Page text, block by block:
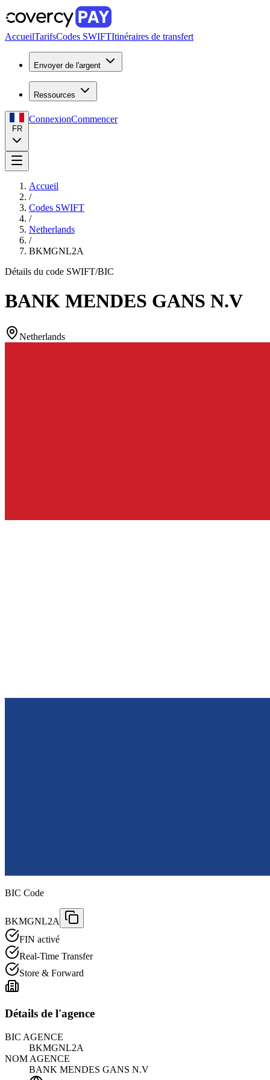
AccueilTarifsCodes SWIFTItinéraires de transfert
Envoyer de l'argent
Ressources
FR
ConnexionCommencer
Accueil
/
Codes SWIFT
/
Netherlands
/
BKMGNL2A
Détails du code SWIFT/BIC
BANK MENDES GANS N.V
Netherlands
BIC Code
BKMGNL2A
FIN activé
Real-Time Transfer
Store & Forward
Détails de l'agence
BIC AGENCE
BKMGNL2A
NOM AGENCE
BANK MENDES GANS N.V